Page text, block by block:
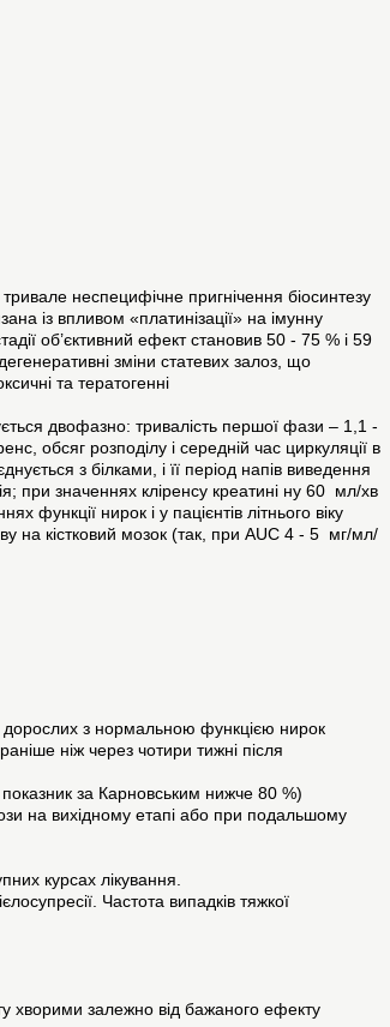
неспецифічне пригнічення біосинтезу
із впливом «платинізації» на імунну
об’єктивний ефект становив 50 - 75 % і 59
зміни статевих залоз, що
та тератогенні
двофазно: тривалість першої фази – 1,1 -
обсяг розподілу і середній час циркуляції в
з білками, і її період напів виведення
при значеннях кліренсу креатині ну 60 мл/хв
нирок і у пацієнтів літнього віку
на кістковий мозок (так, при AUC 4 - 5 мг/мл/
дорослих з нормальною функцією нирок
ніж через чотири тижні після
за Карновським нижче 80 %)
на вихідному етапі або при подальшому
курсах лікування.
Частота випадків тяжкої
хворими залежно від бажаного ефекту